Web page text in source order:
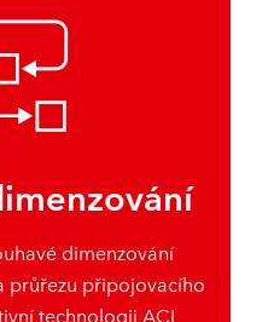
dimenzování
průřezu připojovacího
technologii ACI